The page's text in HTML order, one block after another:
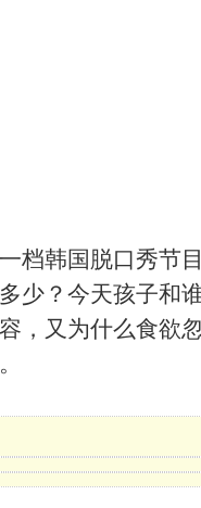
韩国脱口秀节
少？今天孩子和
，又为什么食欲